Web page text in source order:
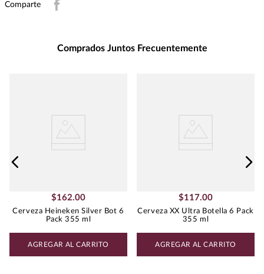
Unidad de Medida
Comparte
Comprados Juntos Frecuentemente
$162.00
Cerveza Heineken Silver Bot 6
Pack 355 ml
AGREGAR AL CARRITO
$117.00
Cerveza XX Ultra Botella 6 Pack
355 ml
AGREGAR AL CARRITO